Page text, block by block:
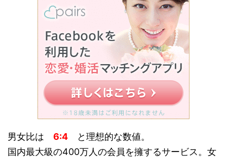
男女比は 6:4 と理想的な数値。
国内最大級の400万人の会員を擁するサービス。女